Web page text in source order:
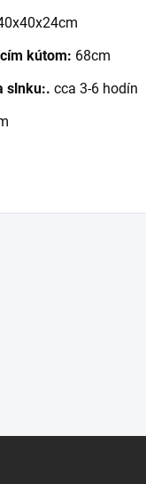
kútom: 68cm
slnku:. cca 3-6 hodín